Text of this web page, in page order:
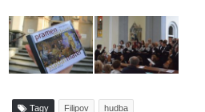
Tagy Filipov hudba